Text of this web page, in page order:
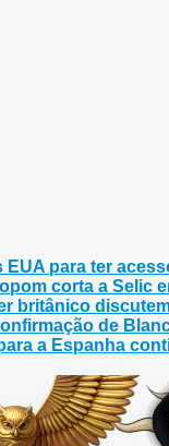
para ter
corta a Selic
britânico
de
a Espanha